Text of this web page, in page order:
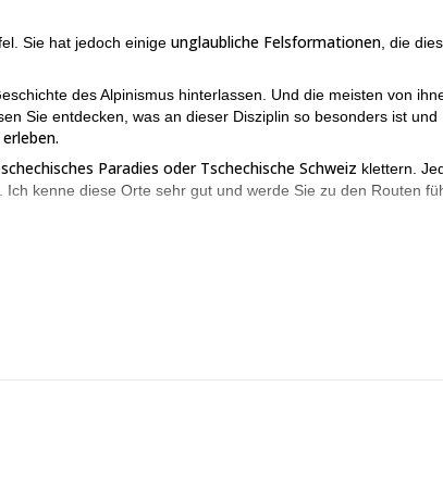
Sie hat jedoch einige unglaubliche Felsformationen , die
des Alpinismus hinterlassen. Und die meisten von
Sie entdecken, was an dieser Disziplin so besonders ist und
Paradies oder Tschechische Schweiz klettern.
kenne diese Orte sehr gut und werde Sie zu den Routen
und erfordert große mentale Ausdauer vom Kletterer.
Die Tschechische Republik ist der perfekte Ort, um